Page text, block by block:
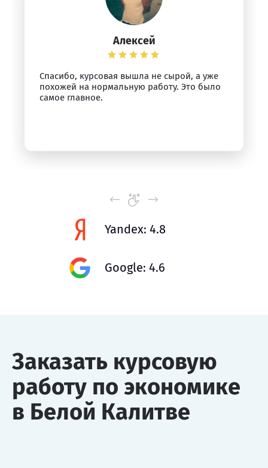
Алексей
Спасибо, курсовая вышла не сырой, а уже
похожей на нормальную работу. Это было
самое главное.
Yandex: 4.8
Google: 4.6
Заказать курсовую
работу по экономике
в Белой Калитве